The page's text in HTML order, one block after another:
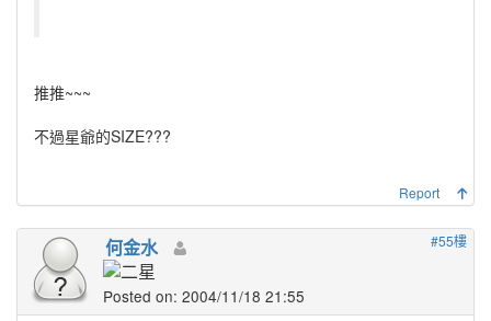
推推~~~
不過星爺的SIZE???
Report
#55樓
何金水
Posted on: 2004/11/18 21:55